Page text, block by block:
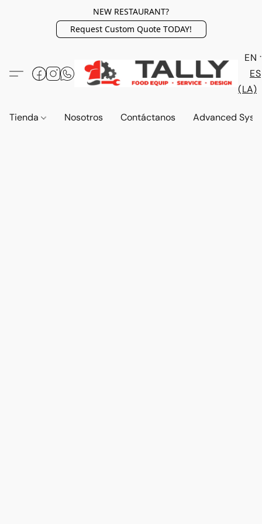
NEW RESTAURANT?
Request Custom Quote TODAY!
EN
ES
(LA)
Tienda Nosotros Contáctanos Advanced